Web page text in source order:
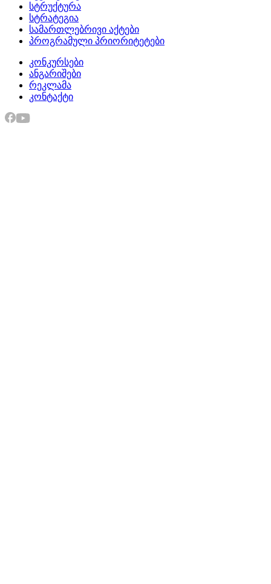
სტრუქტურა
სტრატეგია
სამართლებრივი აქტები
პროგრამული პრიორიტეტები
კონკურსები
ანგარიშები
რეკლამა
კონტაქტი